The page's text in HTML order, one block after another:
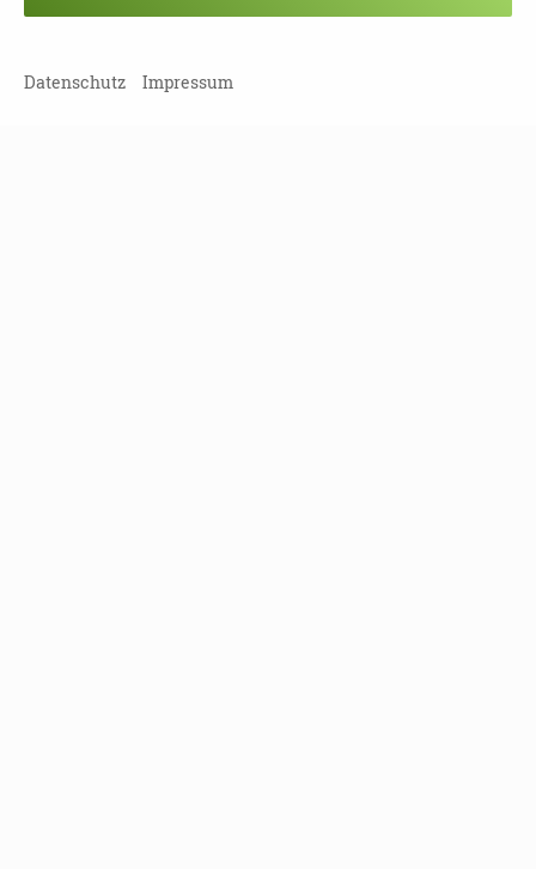
Veranstaltung verpasst?
Datenschutz Impressum